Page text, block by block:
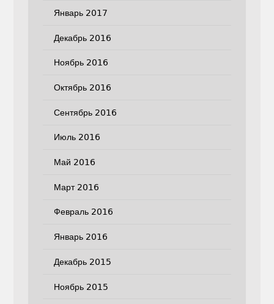
Январь 2017
Декабрь 2016
Ноябрь 2016
Октябрь 2016
Сентябрь 2016
Июль 2016
Май 2016
Март 2016
Февраль 2016
Январь 2016
Декабрь 2015
Ноябрь 2015